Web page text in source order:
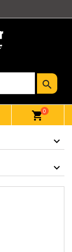

shopping_cart0